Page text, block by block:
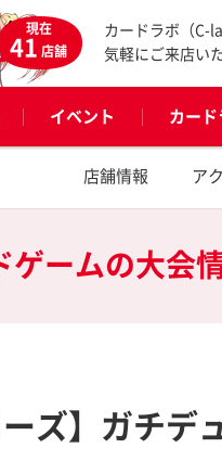
現在
41店舗
カードラボ（C-
気軽にご来店い
イベント カー
店舗情報 ア
ゲームの大会
ズ】ガチデ